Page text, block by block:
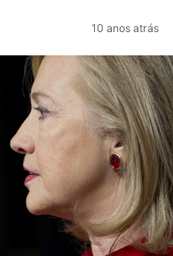
10 anos atrás